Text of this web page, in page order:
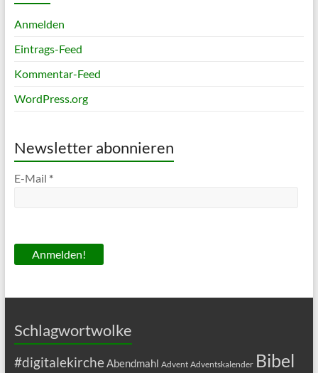
Anmelden
Eintrags-Feed
Kommentar-Feed
WordPress.org
Newsletter abonnieren
E-Mail *
Schlagwortwolke
#digitalekircheAbendmahl Advent Adventskalender Bibel